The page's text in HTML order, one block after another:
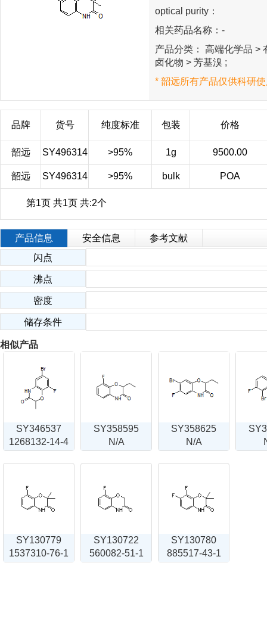
optical purity：
相关药品名称：-
产品分类： 高端化学品 >
卤化物 > 芳基溴 ;
* 韶远所有产品仅供科研
品牌 货号 纯度标准 包装 价格
韶远 SY496314 >95% 1g 9500.00
韶远 SY496314 >95% bulk POA
第1页 共1页 共:2个
产品信息 安全信息
参考文献
闪点
沸点
密度
储存条件
相似产品
SY346537
1268132-14-4
SY358595
N/A
SY358625
N/A
SY130779
1537310-76-1
SY130722
560082-51-1
SY130780
885517-43-1